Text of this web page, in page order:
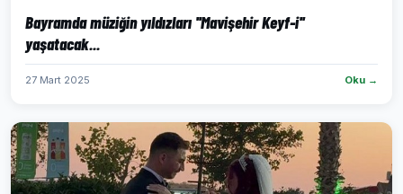
Bayramda müziğin yıldızları ''Mavişehir Keyf-i''
yaşatacak...
27 Mart 2025 Oku →